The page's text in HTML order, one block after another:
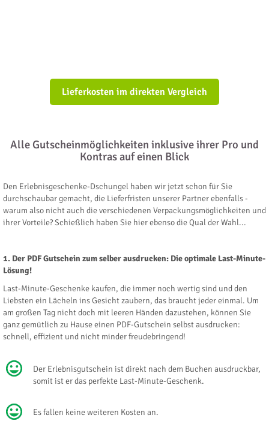
Lieferkosten im direkten Vergleich
Alle Gutscheinmöglichkeiten inklusive ihrer Pro und
Kontras auf einen Blick
Den Erlebnisgeschenke-Dschungel haben wir jetzt schon für Sie
durchschaubar gemacht, die Lieferfristen unserer Partner ebenfalls -
warum also nicht auch die verschiedenen Verpackungsmöglichkeiten und
ihrer Vorteile? Schießlich haben Sie hier ebenso die Qual der Wahl...
1. Der PDF Gutschein zum selber ausdrucken: Die optimale Last-Minute-
Lösung!
Last-Minute-Geschenke kaufen, die immer noch wertig sind und den
Liebsten ein Lächeln ins Gesicht zaubern, das braucht jeder einmal. Um
am großen Tag nicht doch mit leeren Händen dazustehen, können Sie
ganz gemütlich zu Hause einen PDF-Gutschein selbst ausdrucken:
schnell, effizient und nicht minder freudebringend!
Der Erlebnisgutschein ist direkt nach dem Buchen ausdruckbar,
somit ist er das perfekte Last-Minute-Geschenk.
Es fallen keine weiteren Kosten an.